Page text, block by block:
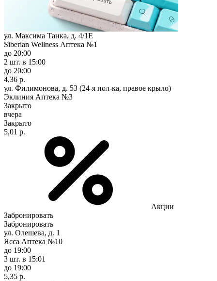
ул. Максима Танка, д. 4/1Е
Siberian Wellness Аптека №1
до 20:00
2 шт. в 15:00
до 20:00
4,36 р.
ул. Филимонова, д. 53 (24-я пол-ка, правое крыло)
Эклиния Аптека №3
Закрыто
вчера
Закрыто
5,01 р.
Акции
Забронировать
Забронировать
ул. Олешева, д. 1
Ясса Аптека №10
до 19:00
3 шт. в 15:01
до 19:00
5,35 р.